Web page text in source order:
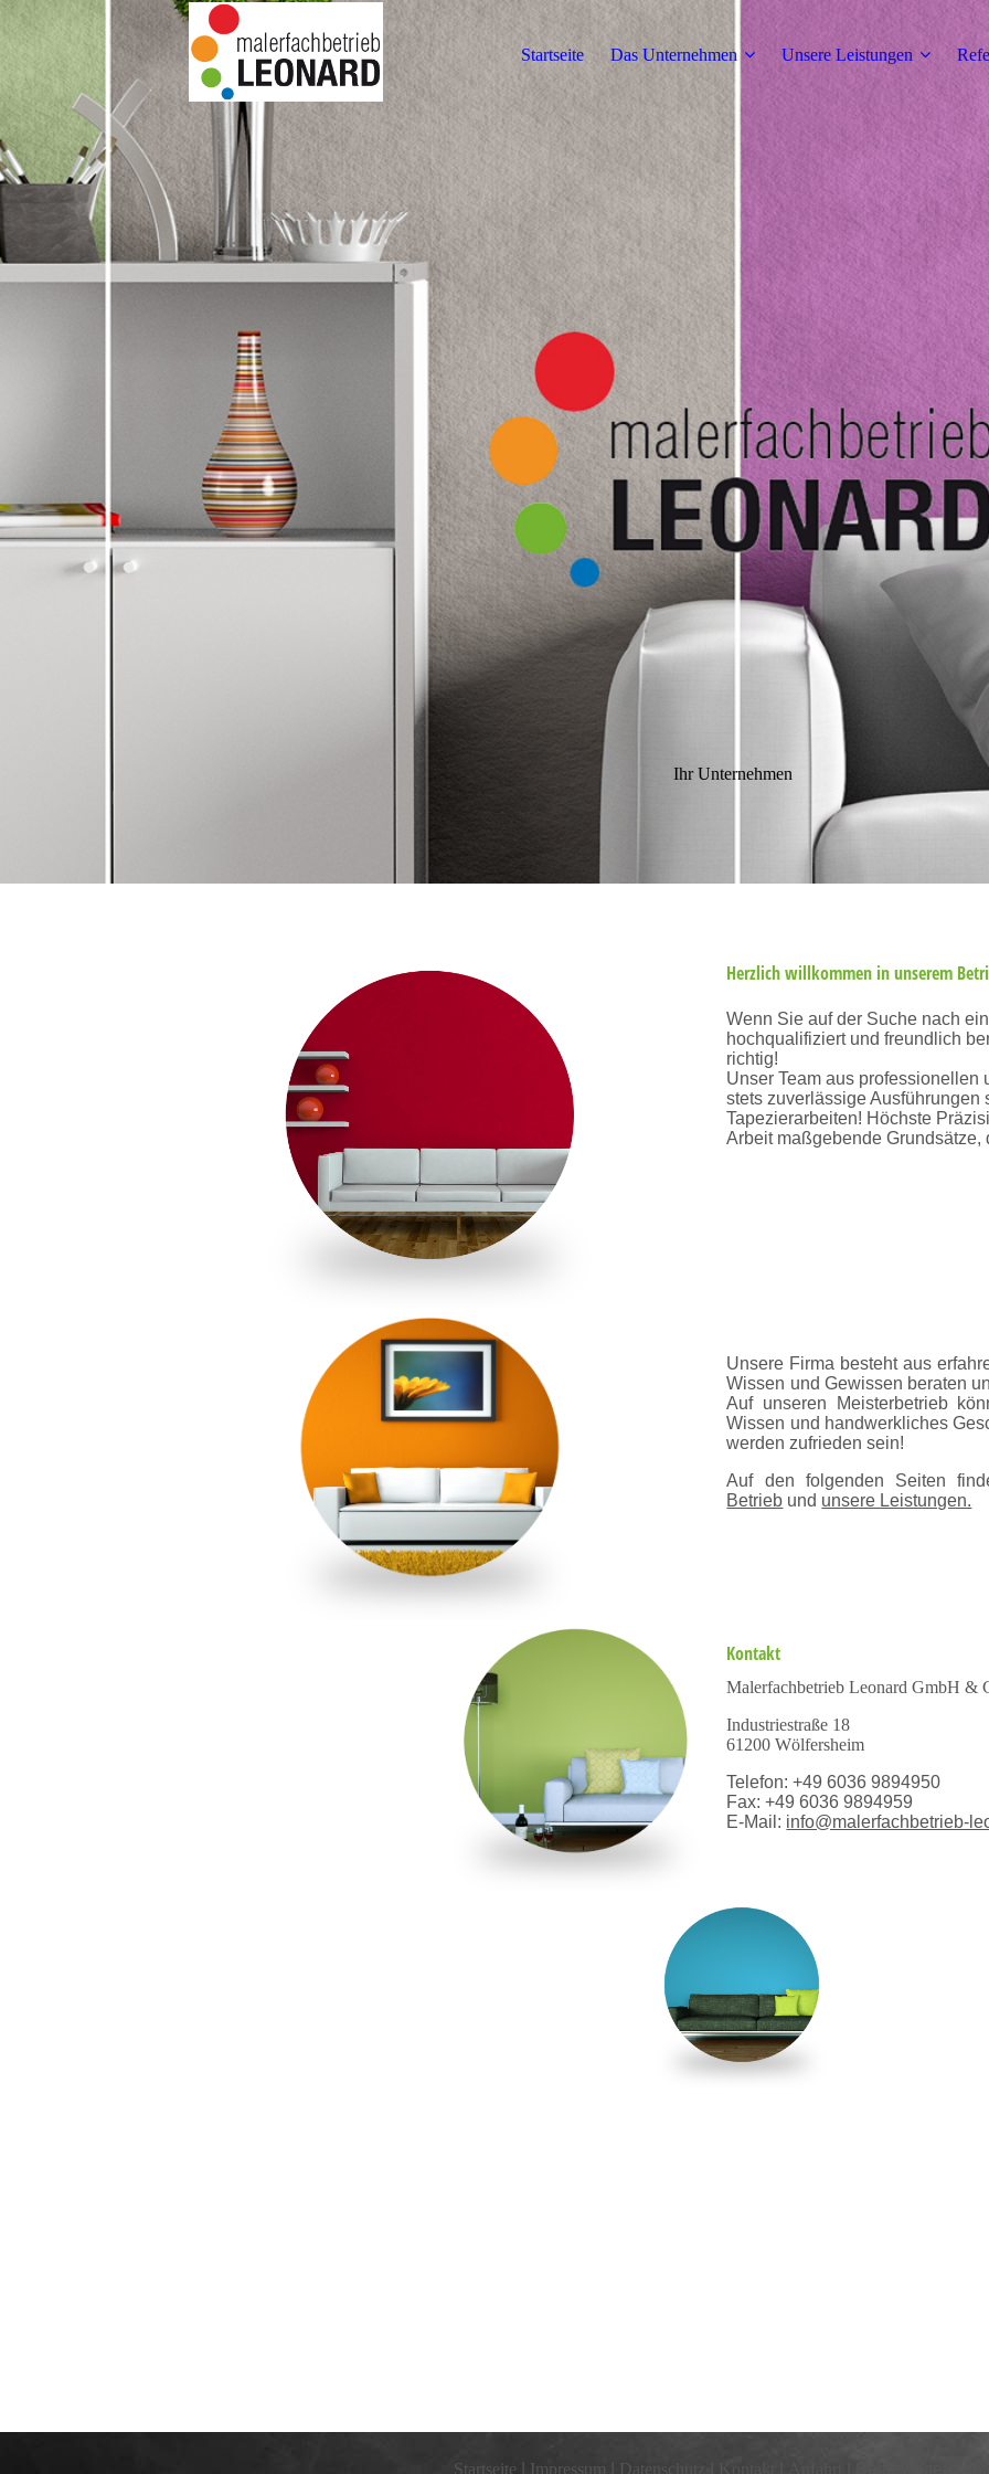
Startseite Das Unternehmen Unsere Leistungen
Ihr Unternehmen
Herzlich willkommen in unserem
Wenn Sie auf der Suche nach
hochqualifiziert und freundlich
richtig!
Unser Team aus professionellen
stets zuverlässige Ausführungen
Tapezierarbeiten! Höchste
Arbeit maßgebende Grundsätze,
Unsere Firma besteht aus
Wissen und Gewissen beraten
Auf unseren Meisterbetrieb
Wissen und handwerkliches
werden zufrieden sein!
Auf den folgenden Seiten
Betrieb und unsere Leistungen.
Kontakt
Malerfachbetrieb Leonard GmbH &
Industriestraße 18
61200 Wölfersheim
Telefon: +49 6036 9894950
Fax: +49 6036 9894959
E-Mail: info@malerfachbetrieb-
Startseite Impressum Datenschutz